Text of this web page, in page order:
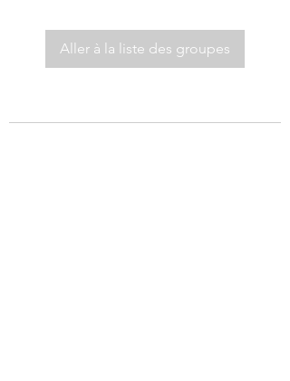
Aller à la liste des groupes